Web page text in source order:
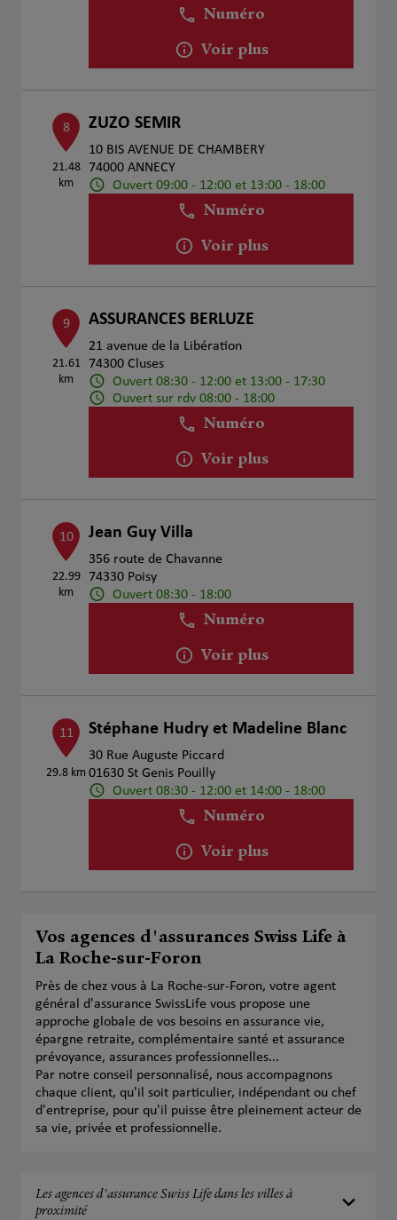
Numéro
Voir plus
8
21.48
km
ZUZO SEMIR
10 BIS AVENUE DE CHAMBERY
74000 ANNECY
Ouvert 09:00 - 12:00 et 13:00 - 18:00
Numéro
Voir plus
9
21.61
km
ASSURANCES BERLUZE
21 avenue de la Libération
74300 Cluses
Ouvert 08:30 - 12:00 et 13:00 - 17:30
Ouvert sur rdv 08:00 - 18:00
Numéro
Voir plus
10
22.99
km
Jean Guy Villa
356 route de Chavanne
74330 Poisy
Ouvert 08:30 - 18:00
Numéro
Voir plus
11
29.8 km
Stéphane Hudry et Madeline Blanc
30 Rue Auguste Piccard
01630 St Genis Pouilly
Ouvert 08:30 - 12:00 et 14:00 - 18:00
Numéro
Voir plus
Vos agences d'assurances Swiss Life à
La Roche-sur-Foron
Près de chez vous à La Roche-sur-Foron, votre agent
général d'assurance SwissLife vous propose une
approche globale de vos besoins en assurance vie,
épargne retraite, complémentaire santé et assurance
prévoyance, assurances professionnelles...
Par notre conseil personnalisé, nous accompagnons
chaque client, qu'il soit particulier, indépendant ou chef
d'entreprise, pour qu'il puisse être pleinement acteur de
sa vie, privée et professionnelle.
Les agences d'assurance Swiss Life dans les villes à
proximité